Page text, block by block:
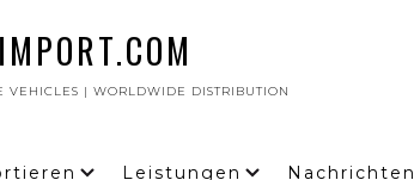
| WORLDWIDE DISTRIBUTION
Leistungen Nachrichten